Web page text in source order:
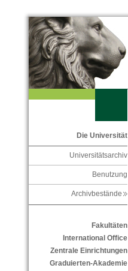
Die Universität
Universitätsarchiv
Benutzung
Archivbestände
Fakultäten
International Office
Zentrale Einrichtungen
Graduierten-Akademie